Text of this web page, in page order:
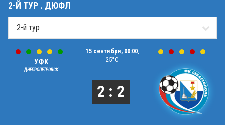
2-Й ТУР . ДЮФЛ
УФК
ДНЕПРОПЕТРОВСК
15 сентября, 00:00,
25°C
2 : 2